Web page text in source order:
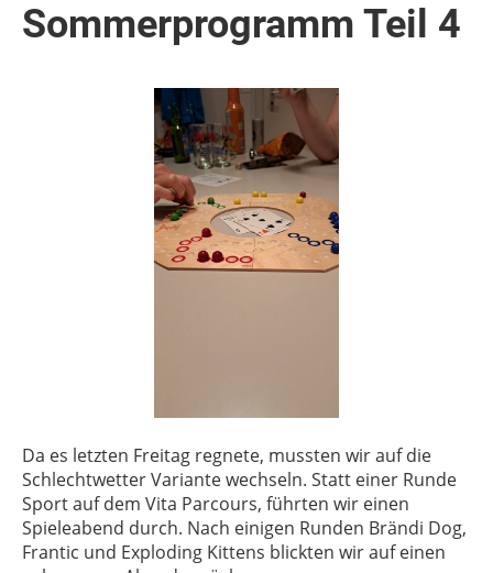
Sommerprogramm Teil 4
Da es letzten Freitag regnete, mussten wir auf die
Schlechtwetter Variante wechseln. Statt einer Runde
Sport auf dem Vita Parcours, führten wir einen
Spieleabend durch. Nach einigen Runden Brändi Dog,
Frantic und Exploding Kittens blickten wir auf einen